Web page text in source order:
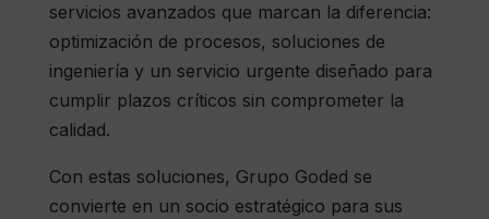
servicios avanzados que marcan la diferencia:
optimización de procesos, soluciones de
ingeniería y un servicio urgente diseñado para
cumplir plazos críticos sin comprometer la
calidad.
Con estas soluciones, Grupo Goded se
convierte en un socio estratégico para sus